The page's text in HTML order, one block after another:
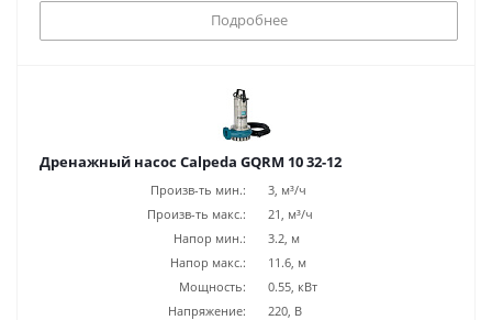
Подробнее
Дренажный насос Calpeda GQRM 10 32-12
Произв-ть мин.:
3, м³/ч
Произв-ть макс.:
21, м³/ч
Напор мин.:
3.2, м
Напор макс.:
11.6, м
Мощность:
0.55, кВт
Напряжение:
220, В